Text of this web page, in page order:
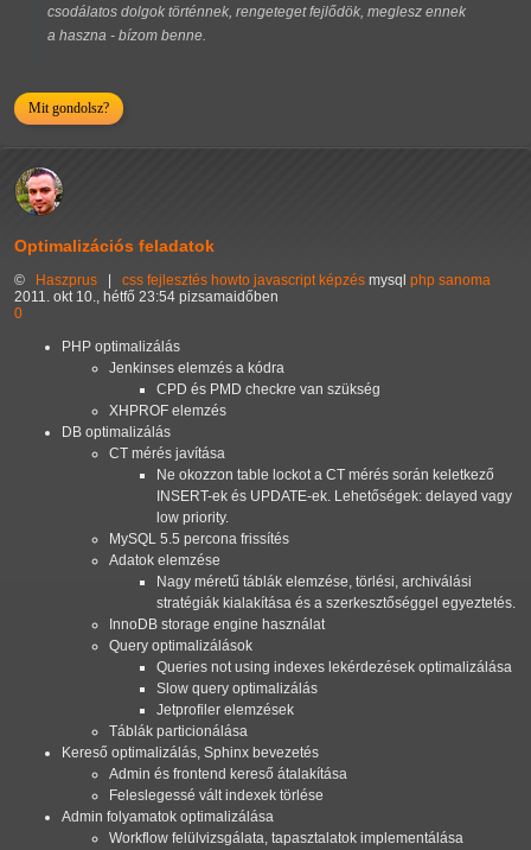
csodálatos dolgok történnek, rengeteget fejlődök, meglesz ennek
a haszna - bízom benne.
Mit gondolsz?
Optimalizációs feladatok
© Haszprus css fejlesztés howto javascript képzés mysql php sanoma
2011. okt 10., hétfő 23:54 pizsamaidőben
0
PHP optimalizálás
Jenkinses elemzés a kódra
CPD és PMD checkre van szükség
XHPROF elemzés
DB optimalizálás
CT mérés javítása
Ne okozzon table lockot a CT mérés során keletkező
INSERT-ek és UPDATE-ek. Lehetőségek: delayed vagy
low priority.
MySQL 5.5 percona frissítés
Adatok elemzése
Nagy méretű táblák elemzése, törlési, archiválási
stratégiák kialakítása és a szerkesztőséggel egyeztetés.
InnoDB storage engine használat
Query optimalizálások
Queries not using indexes lekérdezések optimalizálása
Slow query optimalizálás
Jetprofiler elemzések
Táblák particionálása
Kereső optimalizálás, Sphinx bevezetés
Admin és frontend kereső átalakítása
Feleslegessé vált indexek törlése
Admin folyamatok optimalizálása
Workflow felülvizsgálata, tapasztalatok implementálása